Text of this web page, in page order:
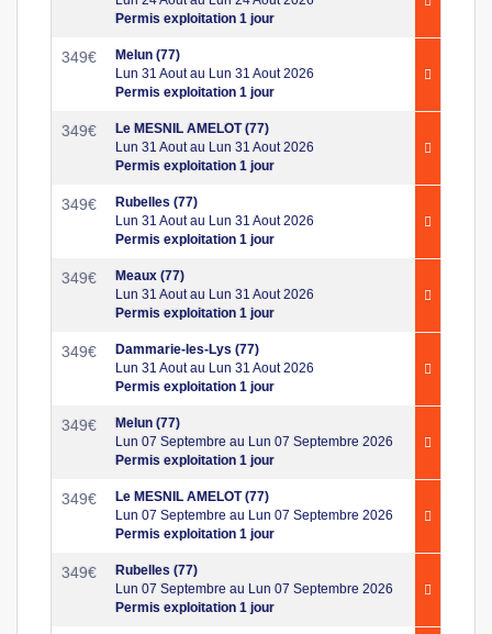
Permis exploitation 1 jour
349€
Melun (77)
Lun 31 Aout au Lun 31 Aout 2026
Permis exploitation 1 jour
349€
Le MESNIL AMELOT (77)
Lun 31 Aout au Lun 31 Aout 2026
Permis exploitation 1 jour
349€
Rubelles (77)
Lun 31 Aout au Lun 31 Aout 2026
Permis exploitation 1 jour
349€
Meaux (77)
Lun 31 Aout au Lun 31 Aout 2026
Permis exploitation 1 jour
349€
Dammarie-les-Lys (77)
Lun 31 Aout au Lun 31 Aout 2026
Permis exploitation 1 jour
349€
Melun (77)
Lun 07 Septembre au Lun 07 Septembre 2026
Permis exploitation 1 jour
349€
Le MESNIL AMELOT (77)
Lun 07 Septembre au Lun 07 Septembre 2026
Permis exploitation 1 jour
349€
Rubelles (77)
Lun 07 Septembre au Lun 07 Septembre 2026
Permis exploitation 1 jour